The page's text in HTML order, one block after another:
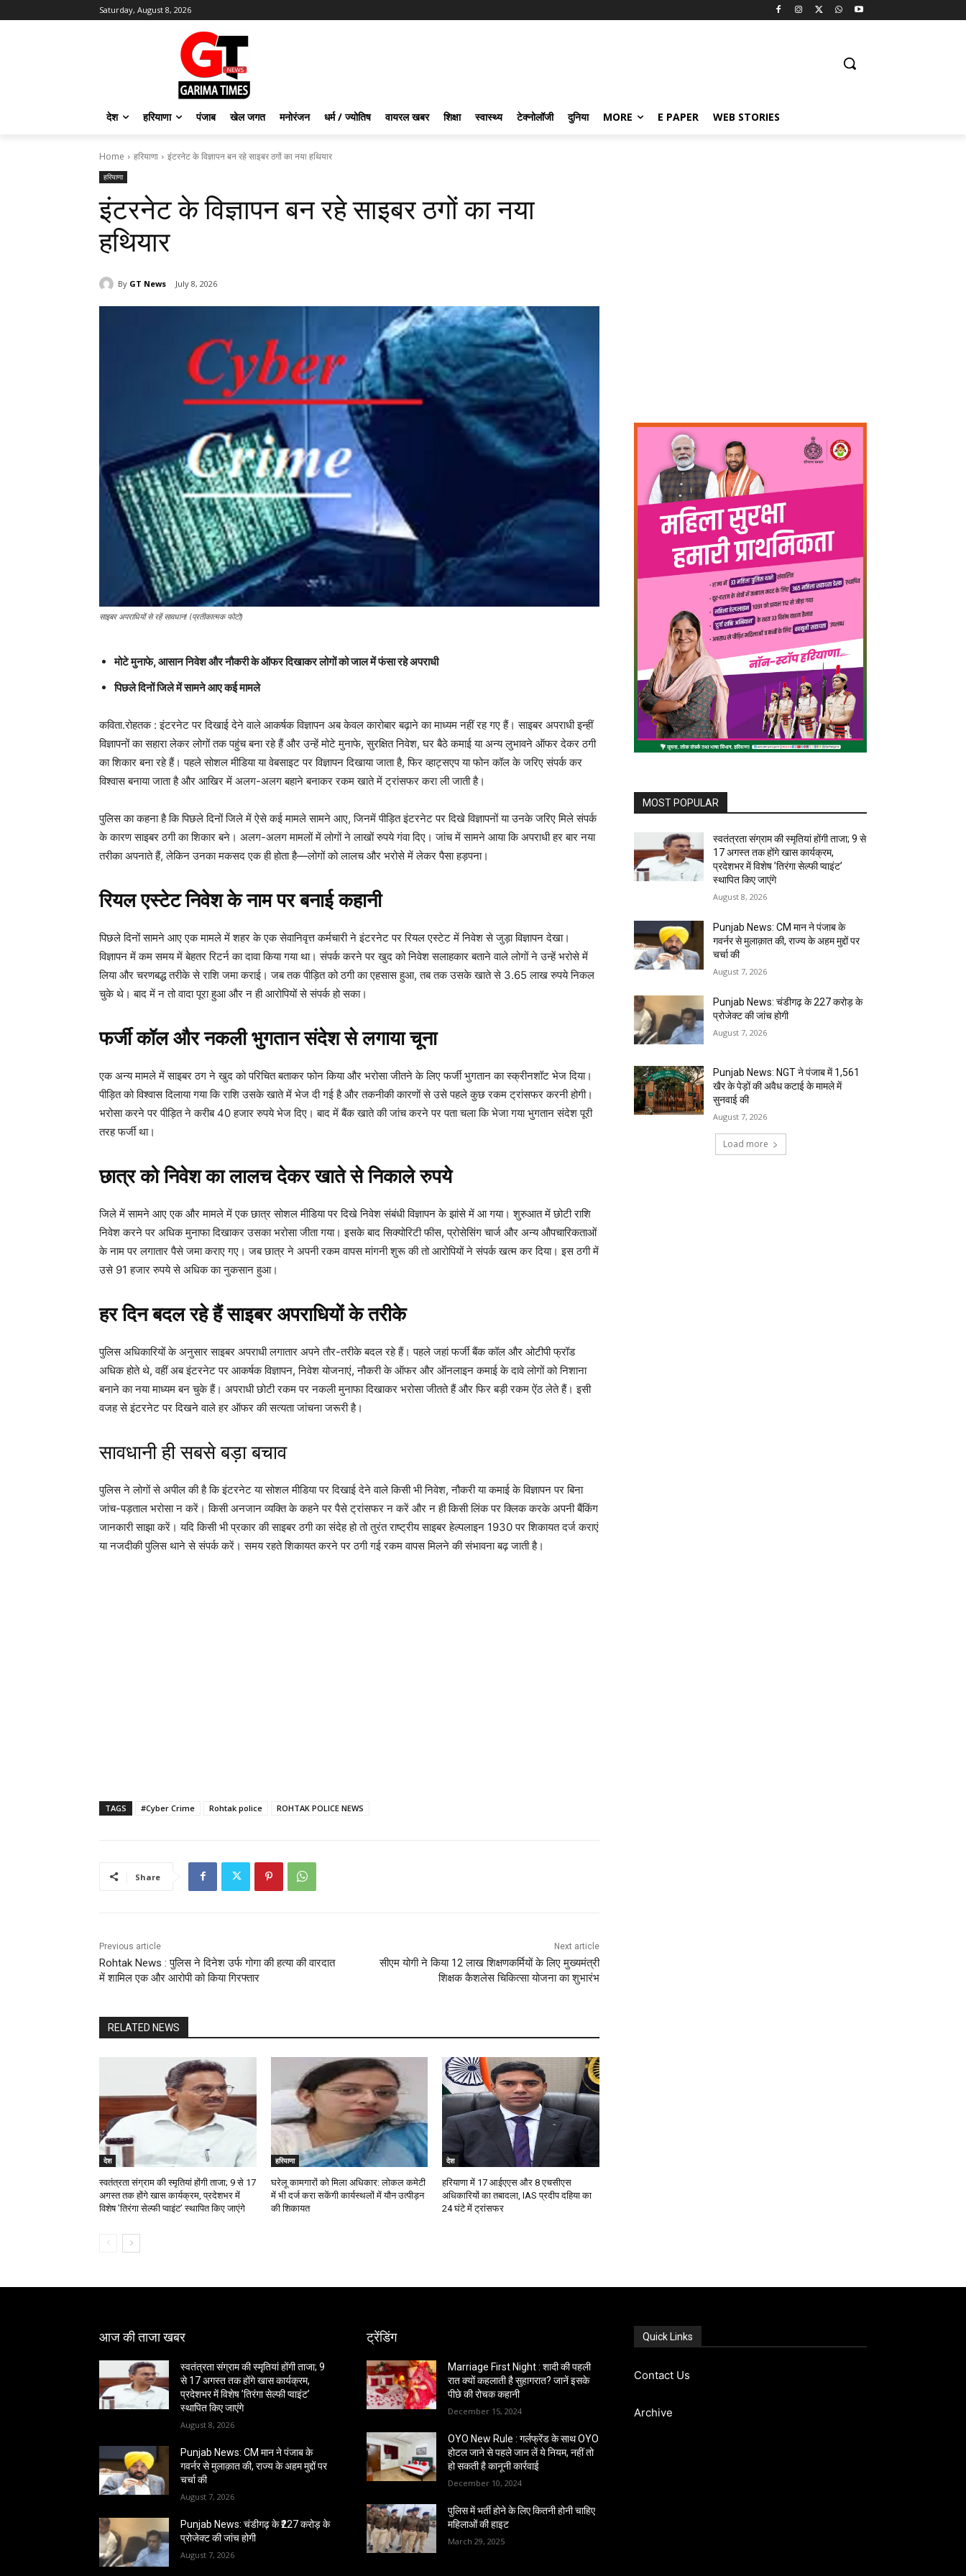
Saturday, August 8, 2026
देश हरियाणा पंजाब खेल जगत मनोरंजन धर्म / ज्योतिष वायरल खबर शिक्षा स्वास्थ्य टेक्नोलॉजी दुनिया MORE E PAPER WEB STORIES
Home हरियाणा इंटरनेट के विज्ञापन बन रहे साइबर ठगों का नया हथियार
हरियाणा
इंटरनेट के विज्ञापन बन रहे साइबर ठगों का नया
हथियार
By GT News July 8, 2026
साइबर अपराधियों से रहें सावधान! (प्रतीकात्मक फोटो)
मोटे मुनाफे, आसान निवेश और नौकरी के ऑफर दिखाकर लोगों को जाल में फंसा रहे अपराधी
पिछले दिनों जिले में सामने आए कई मामले
कविता.रोहतक : इंटरनेट पर दिखाई देने वाले आकर्षक विज्ञापन अब केवल कारोबार बढ़ाने का माध्यम नहीं रह गए हैं। साइबर अपराधी इन्हीं
विज्ञापनों का सहारा लेकर लोगों तक पहुंच बना रहे हैं और उन्हें मोटे मुनाफे, सुरक्षित निवेश, घर बैठे कमाई या अन्य लुभावने ऑफर देकर ठगी
का शिकार बना रहे हैं। पहले सोशल मीडिया या वेबसाइट पर विज्ञापन दिखाया जाता है, फिर व्हाट्सएप या फोन कॉल के जरिए संपर्क कर
विश्वास बनाया जाता है और आखिर में अलग-अलग बहाने बनाकर रकम खाते में ट्रांसफर करा ली जाती है।
पुलिस का कहना है कि पिछले दिनों जिले में ऐसे कई मामले सामने आए, जिनमें पीड़ित इंटरनेट पर दिखे विज्ञापनों या उनके जरिए मिले संपर्क
के कारण साइबर ठगी का शिकार बने। अलग-अलग मामलों में लोगों ने लाखों रुपये गंवा दिए। जांच में सामने आया कि अपराधी हर बार नया
तरीका अपनाते हैं, लेकिन उनका मकसद एक ही होता है—लोगों को लालच और भरोसे में लेकर पैसा हड़पना।
रियल एस्टेट निवेश के नाम पर बनाई कहानी
पिछले दिनों सामने आए एक मामले में शहर के एक सेवानिवृत्त कर्मचारी ने इंटरनेट पर रियल एस्टेट में निवेश से जुड़ा विज्ञापन देखा।
विज्ञापन में कम समय में बेहतर रिटर्न का दावा किया गया था। संपर्क करने पर खुद को निवेश सलाहकार बताने वाले लोगों ने उन्हें भरोसे में
लिया और चरणबद्ध तरीके से राशि जमा कराई। जब तक पीड़ित को ठगी का एहसास हुआ, तब तक उसके खाते से 3.65 लाख रुपये निकल
चुके थे। बाद में न तो वादा पूरा हुआ और न ही आरोपियों से संपर्क हो सका।
फर्जी कॉल और नकली भुगतान संदेश से लगाया चूना
एक अन्य मामले में साइबर ठग ने खुद को परिचित बताकर फोन किया और भरोसा जीतने के लिए फर्जी भुगतान का स्क्रीनशॉट भेज दिया।
पीड़ित को विश्वास दिलाया गया कि राशि उसके खाते में भेज दी गई है और तकनीकी कारणों से उसे पहले कुछ रकम ट्रांसफर करनी होगी।
भरोसा करने पर पीड़ित ने करीब 40 हजार रुपये भेज दिए। बाद में बैंक खाते की जांच करने पर पता चला कि भेजा गया भुगतान संदेश पूरी
तरह फर्जी था।
छात्र को निवेश का लालच देकर खाते से निकाले रुपये
जिले में सामने आए एक और मामले में एक छात्र सोशल मीडिया पर दिखे निवेश संबंधी विज्ञापन के झांसे में आ गया। शुरुआत में छोटी राशि
निवेश करने पर अधिक मुनाफा दिखाकर उसका भरोसा जीता गया। इसके बाद सिक्योरिटी फीस, प्रोसेसिंग चार्ज और अन्य औपचारिकताओं
के नाम पर लगातार पैसे जमा कराए गए। जब छात्र ने अपनी रकम वापस मांगनी शुरू की तो आरोपियों ने संपर्क खत्म कर दिया। इस ठगी में
उसे 91 हजार रुपये से अधिक का नुकसान हुआ।
हर दिन बदल रहे हैं साइबर अपराधियों के तरीके
पुलिस अधिकारियों के अनुसार साइबर अपराधी लगातार अपने तौर-तरीके बदल रहे हैं। पहले जहां फर्जी बैंक कॉल और ओटीपी फ्रॉड
अधिक होते थे, वहीं अब इंटरनेट पर आकर्षक विज्ञापन, निवेश योजनाएं, नौकरी के ऑफर और ऑनलाइन कमाई के दावे लोगों को निशाना
बनाने का नया माध्यम बन चुके हैं। अपराधी छोटी रकम पर नकली मुनाफा दिखाकर भरोसा जीतते हैं और फिर बड़ी रकम ऐंठ लेते हैं। इसी
वजह से इंटरनेट पर दिखने वाले हर ऑफर की सत्यता जांचना जरूरी है।
सावधानी ही सबसे बड़ा बचाव
पुलिस ने लोगों से अपील की है कि इंटरनेट या सोशल मीडिया पर दिखाई देने वाले किसी भी निवेश, नौकरी या कमाई के विज्ञापन पर बिना
जांच-पड़ताल भरोसा न करें। किसी अनजान व्यक्ति के कहने पर पैसे ट्रांसफर न करें और न ही किसी लिंक पर क्लिक करके अपनी बैंकिंग
जानकारी साझा करें। यदि किसी भी प्रकार की साइबर ठगी का संदेह हो तो तुरंत राष्ट्रीय साइबर हेल्पलाइन 1930 पर शिकायत दर्ज कराएं
या नजदीकी पुलिस थाने से संपर्क करें। समय रहते शिकायत करने पर ठगी गई रकम वापस मिलने की संभावना बढ़ जाती है।
TAGS #Cyber Crime Rohtak police ROHTAK POLICE NEWS
Share
Previous article
Rohtak News : पुलिस ने दिनेश उर्फ गोगा की हत्या की वारदात
में शामिल एक और आरोपी को किया गिरफ्तार
Next article
सीएम योगी ने किया 12 लाख शिक्षणकर्मियों के लिए मुख्यमंत्री
शिक्षक कैशलेस चिकित्सा योजना का शुभारंभ
RELATED NEWS
देश
स्वतंत्रता संग्राम की स्मृतियां होंगी ताजा; 9 से 17
अगस्त तक होंगे खास कार्यक्रम, प्रदेशभर में
विशेष ’तिरंगा सेल्फी प्वाइंट’ स्थापित किए जाएंगे
हरियाणा
घरेलू कामगारों को मिला अधिकार: लोकल कमेटी
में भी दर्ज करा सकेंगी कार्यस्थलों में यौन उत्पीड़न
की शिकायत
देश
हरियाणा में 17 आईएएस और 8 एचसीएस
अधिकारियों का तबादला, IAS प्रदीप दहिया का
24 घंटे में ट्रांसफर
MOST POPULAR
स्वतंत्रता संग्राम की स्मृतियां होंगी ताजा; 9 से
17 अगस्त तक होंगे खास कार्यक्रम,
प्रदेशभर में विशेष ’तिरंगा सेल्फी प्वाइंट’
स्थापित किए जाएंगे
August 8, 2026
Punjab News: CM मान ने पंजाब के
गवर्नर से मुलाक़ात की, राज्य के अहम मुद्दों पर
चर्चा की
August 7, 2026
Punjab News: चंडीगढ़ के ₹227 करोड़ के
प्रोजेक्ट की जांच होगी
August 7, 2026
Punjab News: NGT ने पंजाब में 1,561
खैर के पेड़ों की अवैध कटाई के मामले में
सुनवाई की
August 7, 2026
Load more
आज की ताजा खबर
स्वतंत्रता संग्राम की स्मृतियां होंगी ताजा; 9
से 17 अगस्त तक होंगे खास कार्यक्रम,
प्रदेशभर में विशेष ’तिरंगा सेल्फी प्वाइंट’
स्थापित किए जाएंगे
August 8, 2026
Punjab News: CM मान ने पंजाब के
गवर्नर से मुलाक़ात की, राज्य के अहम मुद्दों पर
चर्चा की
August 7, 2026
Punjab News: चंडीगढ़ के ₹227 करोड़ के
प्रोजेक्ट की जांच होगी
August 7, 2026
ट्रेंडिंग
Marriage First Night : शादी की पहली
रात क्यों कहलाती है सुहागरात? जानें इसके
पीछे की रोचक कहानी
December 15, 2024
OYO New Rule : गर्लफ्रेंड के साथ OYO
होटल जाने से पहले जान लें ये नियम, नहीं तो
हो सकती है कानूनी कार्रवाई
December 10, 2024
पुलिस में भर्ती होने के लिए कितनी होनी चाहिए
महिलाओं की हाइट
March 29, 2025
Quick Links
Contact Us
Archive